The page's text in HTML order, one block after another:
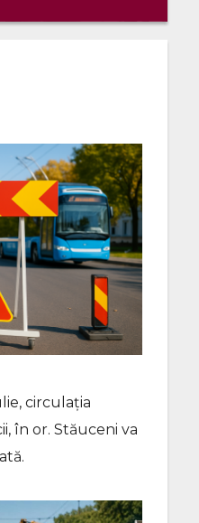
circulația
în or. Stăuceni va